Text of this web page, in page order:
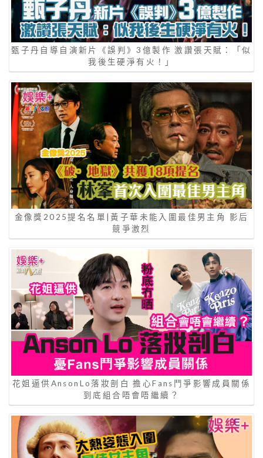
甄子丹自導自演新片《誤判》3億製作 激讚張天賦：「似
我後生硬淨有火！」
金像獎2025提名名單|黃子華未能入圍最佳男主角 影后
競爭激烈
花姐逼供AnsonLo落妝剖白 擔心Fans鬥爭影響成員關係
到底組合唔會唔繼續？